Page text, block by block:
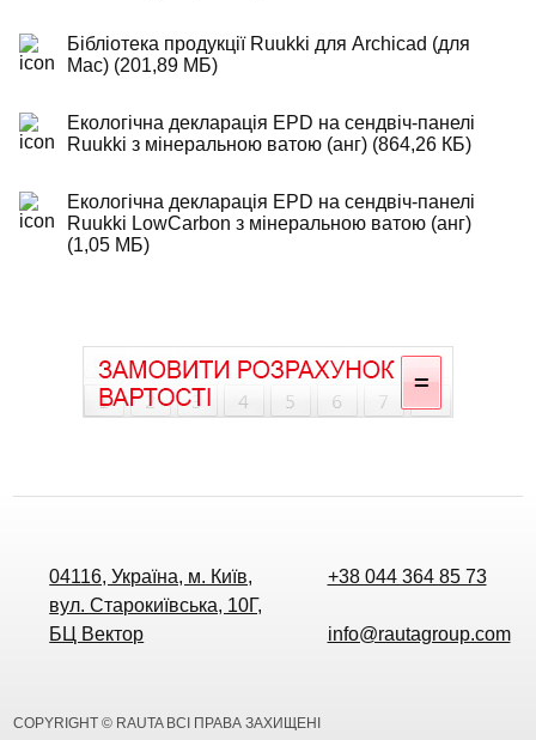
Бібліотека продукції Ruukki для Archicad (для
Mac) (201,89 МБ)
Екологічна декларація EPD на сендвіч-панелі
Ruukki з мінеральною ватою (анг) (864,26 КБ)
Екологічна декларація EPD на сендвіч-панелі
Ruukki LowCarbon з мінеральною ватою (анг)
(1,05 МБ)
04116, Україна, м. Київ,
вул. Старокиївська, 10Г,
БЦ Вектор
+38 044 364 85 73
info@rautagroup.com
COPYRIGHT © RAUTA ВСІ ПРАВА ЗАХИЩЕНІ